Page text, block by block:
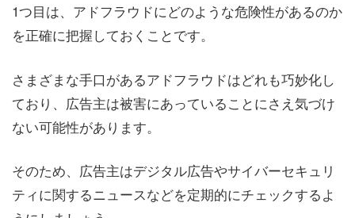
1つ目は、アドフラウドにどのような危険性があるのか
を正確に把握しておくことです。
さまざまな手口があるアドフラウドはどれも巧妙化し
ており、広告主は被害にあっていることにさえ気づけ
ない可能性があります。
そのため、広告主はデジタル広告やサイバーセキュリ
ティに関するニュースなどを定期的にチェックするよ